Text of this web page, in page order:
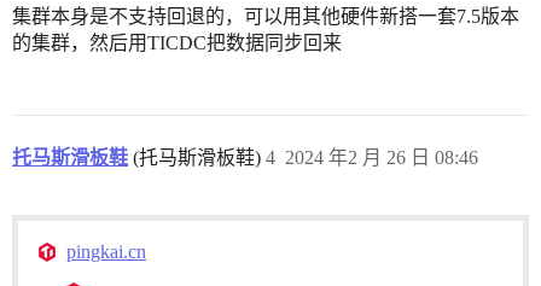
集群本身是不支持回退的，可以用其他硬件新搭一套7.5版本
的集群，然后用TICDC把数据同步回来
托马斯滑板鞋 (托马斯滑板鞋) 2024 年2 月 26 日 08:46
4
pingkai.cn